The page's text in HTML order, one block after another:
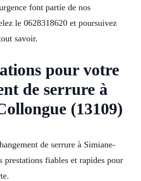
font partie de nos
le 0628318620 et poursuivez
savoir.
pour votre
de serrure à
(13109)
de serrure à Simiane-
prestations fiables et rapides pour